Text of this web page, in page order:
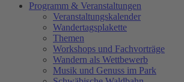
Programm & Veranstaltungen
Veranstaltungskalender
Wandertagsplakette
Themen
Workshops und Fachvorträge
Wandern als Wettbewerb
Musik und Genuss im Park